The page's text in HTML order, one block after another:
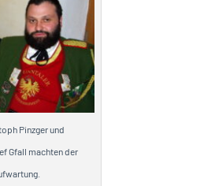
Pinzger und
Gfall machten der